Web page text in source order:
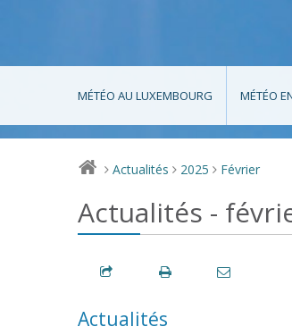
MÉTÉO AU LUXEMBOURG MÉTÉO
> Actualités > 2025 > Février
Actualités -
Actualités